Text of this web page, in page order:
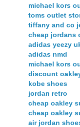
michael kors
toms outlet
tiffany and co
cheap jordans
adidas yeezy
adidas nmd
michael kors
discount
kobe shoes
jordan retro
cheap oakley
cheap oakley
air jordan